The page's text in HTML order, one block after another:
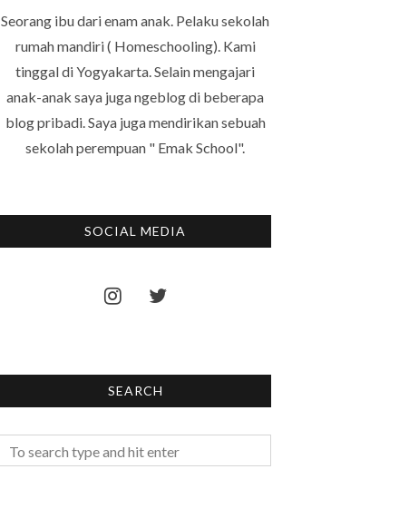
Seorang ibu dari enam anak. Pelaku sekolah
rumah mandiri ( Homeschooling). Kami
tinggal di Yogyakarta. Selain mengajari
anak-anak saya juga ngeblog di beberapa
blog pribadi. Saya juga mendirikan sebuah
sekolah perempuan " Emak School".
SOCIAL MEDIA
SEARCH